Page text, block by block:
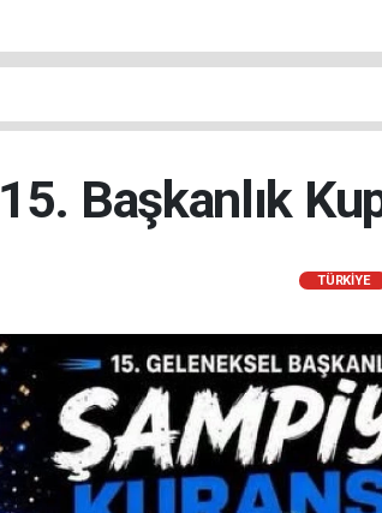
15. Başkanlık
TÜRKIYE